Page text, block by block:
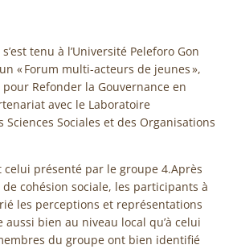
tenu à l’Université Peleforo Gon
« Forum multi-acteurs de jeunes »,
Refonder la Gouvernance en
avec le Laboratoire
Sociales et des Organisations
présenté par le groupe 4.Après
cohésion sociale, les participants à
les perceptions et représentations
bien au niveau local qu’à celui
du groupe ont bien identifié